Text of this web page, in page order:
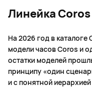
Линейка
На 2026 год в
модели часов Coros и
остатки моделей
принципу «один
и с понятной